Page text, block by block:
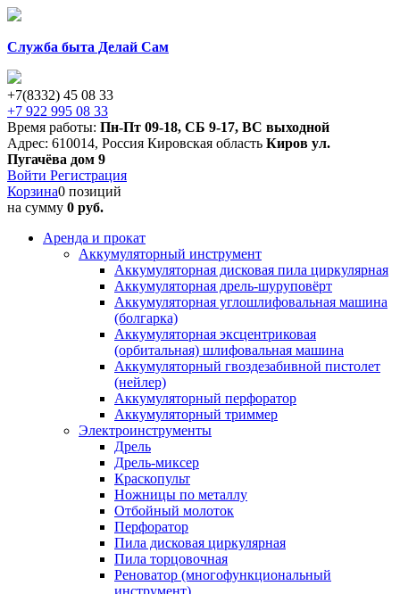
Служба быта Делай Сам
+7(8332) 45 08 33
+7 922 995 08 33
Время работы: Пн-Пт 09-18, СБ 9-17, ВС выходной
Адрес: 610014, Россия Кировская область Киров ул.
Пугачёва дом 9
Войти Регистрация
Корзина0 позиций
на сумму 0 руб.
Аренда и прокат
Аккумуляторный инструмент
Аккумуляторная дисковая пила циркулярная
Аккумуляторная дрель-шуруповёрт
Аккумуляторная углошлифовальная машина
(болгарка)
Аккумуляторная эксцентриковая
(орбитальная) шлифовальная машина
Аккумуляторный гвоздезабивной пистолет
(нейлер)
Аккумуляторный перфоратор
Аккумуляторный триммер
Электроинструменты
Дрель
Дрель-миксер
Краскопульт
Ножницы по металлу
Отбойный молоток
Перфоратор
Пила дисковая циркулярная
Пила торцовочная
Реноватор (многофункциональный
инструмент)